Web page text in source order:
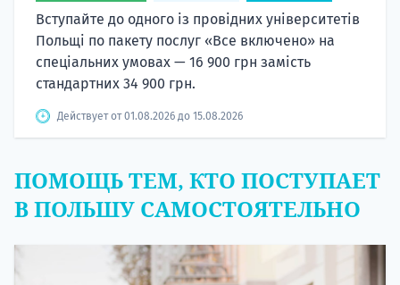
Вступайте до одного із провідних університетів
Польщі по пакету послуг «Все включено» на
спеціальних умовах — 16 900 грн замість
стандартних 34 900 грн.
Действует от 01.08.2026 до 15.08.2026
ПОМОЩЬ ТЕМ, КТО ПОСТУПАЕТ
В ПОЛЬШУ САМОСТОЯТЕЛЬНО